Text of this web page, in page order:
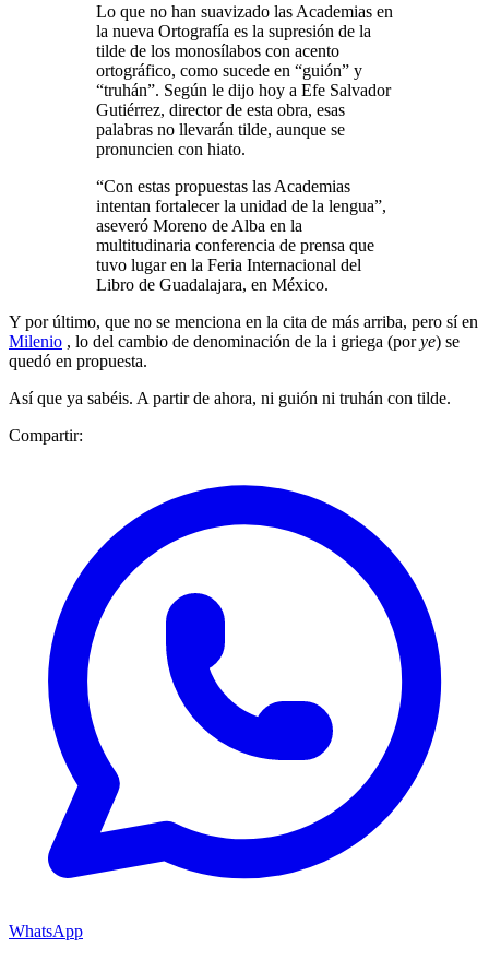
Lo que no han suavizado las Academias en
la nueva Ortografía es la supresión de la
tilde de los monosílabos con acento
ortográfico, como sucede en “guión” y
“truhán”. Según le dijo hoy a Efe Salvador
Gutiérrez, director de esta obra, esas
palabras no llevarán tilde, aunque se
pronuncien con hiato.
“Con estas propuestas las Academias
intentan fortalecer la unidad de la lengua”,
aseveró Moreno de Alba en la
multitudinaria conferencia de prensa que
tuvo lugar en la Feria Internacional del
Libro de Guadalajara, en México.
Y por último, que no se menciona en la cita de más arriba, pero sí en
Milenio , lo del cambio de denominación de la i griega (porye) se
quedó en propuesta.
Así que ya sabéis. A partir de ahora, ni guión ni truhán con tilde.
Compartir:
WhatsApp